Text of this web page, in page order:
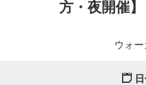
方・夜開催】
ウォ